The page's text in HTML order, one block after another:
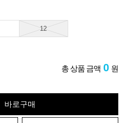
12
총 상품 금액 0 원
바로구매